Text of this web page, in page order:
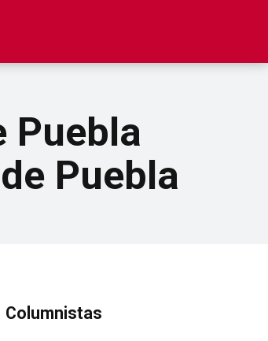
Puebla
Puebla
Columnistas